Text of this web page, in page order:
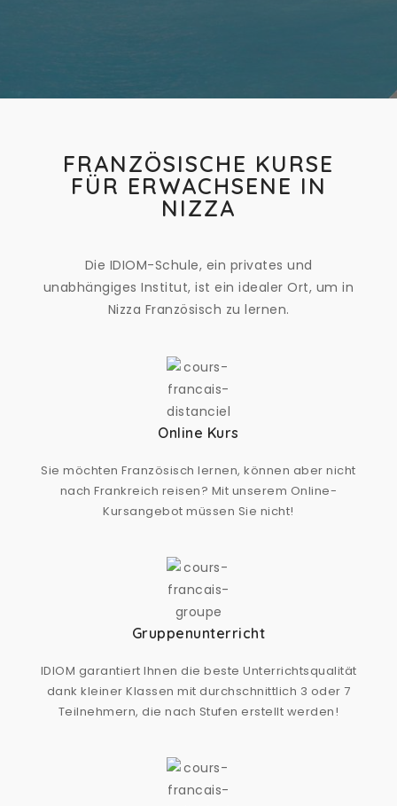
FRANZÖSISCHE KURSE
FÜR ERWACHSENE IN
NIZZA
Die IDIOM-Schule, ein privates und
unabhängiges Institut, ist ein idealer Ort, um in
Nizza Französisch zu lernen.
Online Kurs
Sie möchten Französisch lernen, können aber nicht
nach Frankreich reisen? Mit unserem Online-
Kursangebot müssen Sie nicht!
Gruppenunterricht
IDIOM garantiert Ihnen die beste Unterrichtsqualität
dank kleiner Klassen mit durchschnittlich 3 oder 7
Teilnehmern, die nach Stufen erstellt werden!